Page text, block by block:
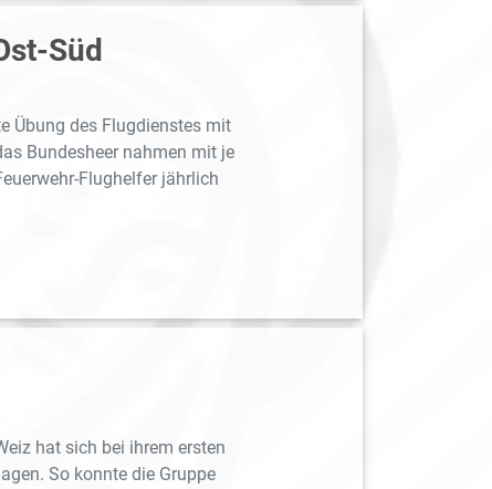
Süd
Übung des Flugdienstes mit
Bundesheer nahmen mit je
Flughelfer jährlich
hat sich bei ihrem ersten
So konnte die Gruppe